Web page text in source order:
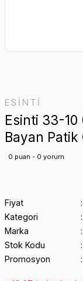
ESİNTİ
Esinti 33-
Bayan Patik
0 puan - 0 yorum
Fiyat
Kategori
Marka
Stok Kodu
Promosyon